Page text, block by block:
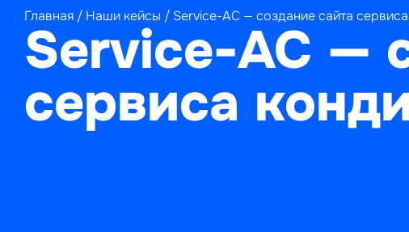
Главная / Наши кейсы / Service-AC — создание сайта
Service-AC —
сервиса